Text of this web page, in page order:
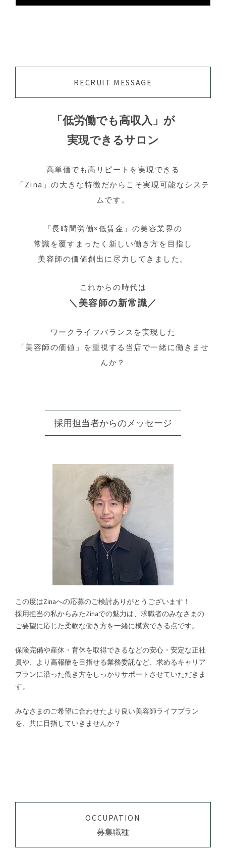
RECRUIT MESSAGE
「低労働でも高収入」が
実現できるサロン
高単価でも高リピートを実現できる
「Zina」の大きな特徴だからこそ実現可能なシステ
ムです。
「長時間労働×低賃金」の美容業界の
常識を覆すまったく新しい働き方を目指し
美容師の価値創出に尽力してきました。
これからの時代は
＼美容師の新常識／
ワークライフバランスを実現した
「美容師の価値」を重視する当店で一緒に働きませ
んか？
採用担当者からのメッセージ
この度はZinaへの応募のご検討ありがとうございます！
採用担当の私からみたZinaでの魅力は、求職者のみなさまの
ご要望に応じた柔軟な働き方を一緒に模索できる点です。
保険完備や産休・育休を取得できるなどの安心・安定な正社
員や、より高報酬を目指せる業務委託など、求めるキャリア
プランに沿った働き方をしっかりサポートさせていただきま
す。
みなさまのご希望に合わせたより良い美容師ライフプラン
を、共に目指していきませんか？
OCCUPATION
募集職種